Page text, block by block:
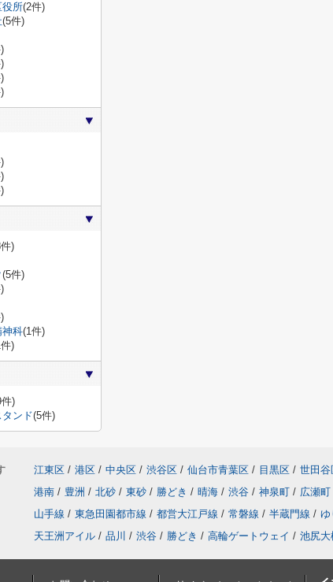
役所(2件)
(5件)
)
(5件)
神科(1件)
)
)
ンド(5件)
江東区 / 港区 / 中央区 / 渋谷区 / 仙台市青葉区 / 目黒区 / 世田谷
港南 / 豊洲 / 北砂 / 東砂 / 勝どき / 晴海 / 渋谷 / 神泉町 / 広瀬町
山手線 / 東急田園都市線 / 都営大江戸線 / 常磐線 / 半蔵門線 / ゆ
天王洲アイル / 品川 / 渋谷 / 勝どき / 高輪ゲートウェイ / 池尻大